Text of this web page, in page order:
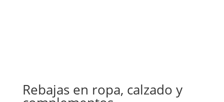
Rebajas en ropa, calzado y